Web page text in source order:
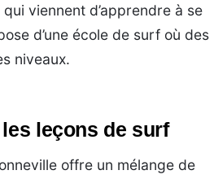
viennent d’apprendre à se
d’une école de surf où des
niveaux.
leçons de surf
offre un mélange de